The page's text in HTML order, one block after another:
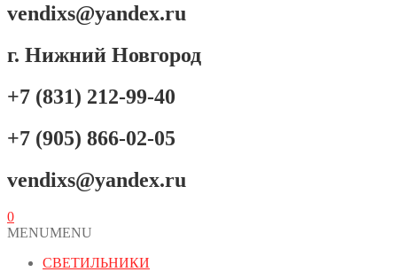
vendixs@yandex.ru
г. Нижний Новгород
+7 (831) 212-99-40
+7 (905) 866-02-05
vendixs@yandex.ru
0
MENUMENU
СВЕТИЛЬНИКИ